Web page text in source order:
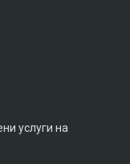
услуги на